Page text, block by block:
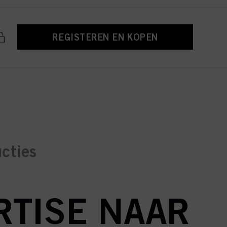
REGISTEREN EN KOPEN
NAAR